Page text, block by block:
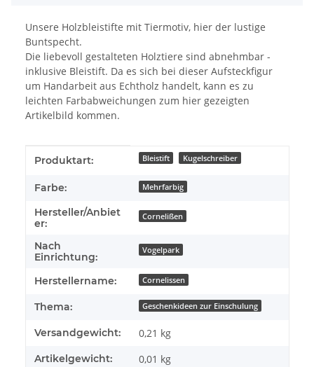
Unsere Holzbleistifte mit Tiermotiv, hier der lustige
Buntspecht.
Die liebevoll gestalteten Holztiere sind abnehmbar -
inklusive Bleistift. Da es sich bei dieser Aufsteckfigur
um Handarbeit aus Echtholz handelt, kann es zu
leichten Farbabweichungen zum hier gezeigten
Artikelbild kommen.
Produkteigenschaft
Wert
Produktart: Bleistift Kugelschreiber
Farbe: Mehrfarbig
Hersteller/Anbiet
er:
Cornelißen
Nach
Einrichtung:
Vogelpark
Herstellername: Cornelissen
Thema: Geschenkideen zur Einschulung
Versandgewicht: 0,21 kg
Artikelgewicht: 0,01 kg